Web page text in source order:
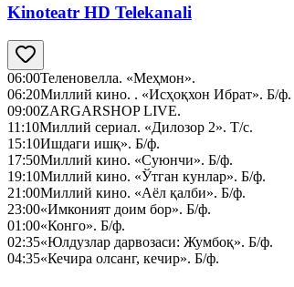
Kinoteatr HD Telekanali
06:00Теленовелла. «Меҳмон».
06:20Миллий кино. . «Исҳоқхон Ибрат». Б/ф.
09:00ZARGARSHOP LIVE.
11:10Миллий сериал. «Дилозор 2». Т/с.
15:10Ишдаги ишқ». Б/ф.
17:50Миллий кино. «Суюнчи». Б/ф.
19:10Миллий кино. «Ўтган кунлар». Б/ф.
21:00Миллий кино. «Аёл қалби». Б/ф.
23:00«Имконият доим бор». Б/ф.
01:00«Конго». Б/ф.
02:35«Юлдузлар дарвозаси: Жумбоқ». Б/ф.
04:35«Кечира олсанг, кечир». Б/ф.